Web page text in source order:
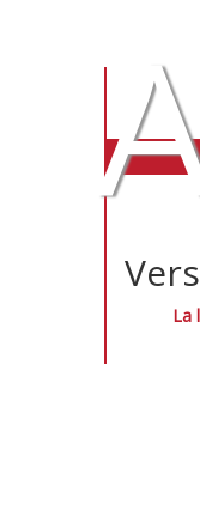
La